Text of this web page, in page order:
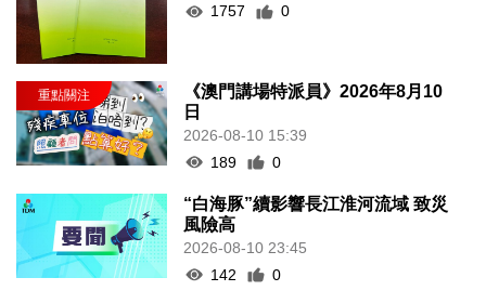
1757
0
《澳門講場特派員》2026年8月10
日
2026-08-10 15:39
189
0
“白海豚”續影響長江淮河流域 致災
風險高
2026-08-10 23:45
142
0